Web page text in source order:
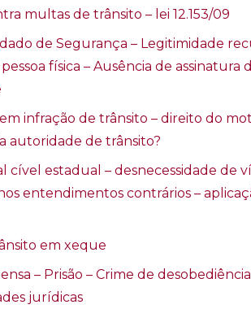
multas de trânsito – lei 12.153/09
de Segurança – Legitimidade
física – Ausência de assinatura
infração de trânsito – direito do
autoridade de trânsito?
cível estadual – desnecessidade de
entendimentos contrários –
em xeque
– Prisão – Crime de
jurídicas